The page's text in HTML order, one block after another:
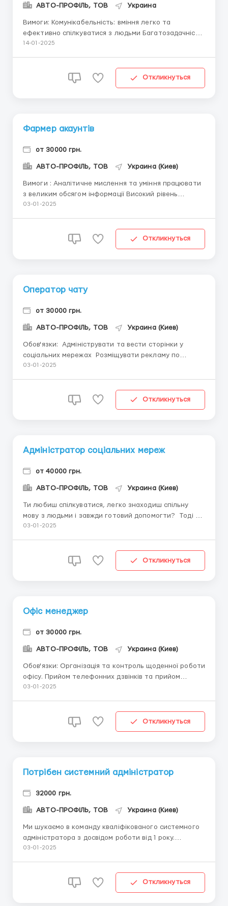
АВТО-ПРОФІЛЬ, ТОВ Украина
Вимоги: Комунікабельність: вміння легко та
ефективно спілкуватися з людьми Багатозадачність:
здатність працювати в умовах високої
Документообіг: робота з документацією, ведення ...
14-01-2025
Откликнуться
Фармер акаунтів
от 30000 грн.
АВТО-ПРОФІЛЬ, ТОВ Украина (Киев)
Вимоги : Аналітичне мислення та уміння працювати
з великим обсягом інформації Високий рівень
відповідальності та організованості Обов’язки :
акаунтів у соціальних мережах. Ф...
03-01-2025
Откликнуться
Оператор чату
от 30000 грн.
АВТО-ПРОФІЛЬ, ТОВ Украина (Киев)
Обов'язки: Адмініструвати та вести сторінки у
соціальних мережах Розмiщувати рекламу по
потребам замовника (рекламу Вам надають)
секрети успішного ведення соціальних...
03-01-2025
Откликнуться
Адміністратор соціальних мереж
от 40000 грн.
АВТО-ПРОФІЛЬ, ТОВ Украина (Киев)
Ти любиш спілкуватися, легко знаходиш спільну
мову з людьми і завжди готовий допомогти? Тоді у
нас для тебе чудова новина! Ми шукаємо чатового
Переписуватись у чаті з нашими кліє...
03-01-2025
Откликнуться
Офіс менеджер
от 30000 грн.
АВТО-ПРОФІЛЬ, ТОВ Украина (Киев)
Обов'язки: Організація та контроль щоденної роботи
офісу. Прийом телефонних дзвінків та прийом
відвідувачів. Ведення документообігу. Забезпечення
інших пов'язаних з офісною роботою за...
03-01-2025
Откликнуться
Потрібен системний адміністратор
32000 грн.
АВТО-ПРОФІЛЬ, ТОВ Украина (Киев)
Ми шукаємо в команду кваліфікованого системного
адміністратора з досвідом роботи від 1 року.
Обов’язки: Налагодження, адміністрування та
вирішення технічних проблем. Забезпечення
03-01-2025
Откликнуться